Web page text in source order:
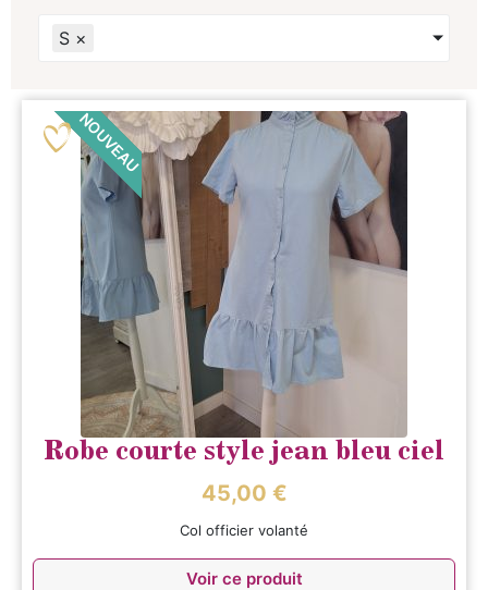
S ×
NOUVEAU
Robe courte style jean bleu ciel
45,00 €
Col officier volanté
Voir ce produit